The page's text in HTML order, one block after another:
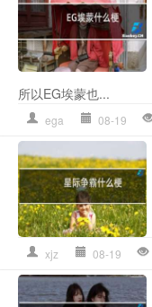
所以EG埃蒙也...
ega 08-19
xjz 08-19